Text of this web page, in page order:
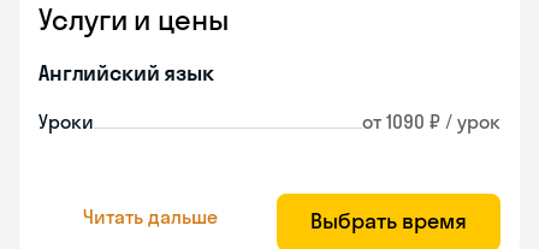
Услуги и цены
Английский язык
Уроки от 1090 ₽ / урок
Читать дальше Выбрать время